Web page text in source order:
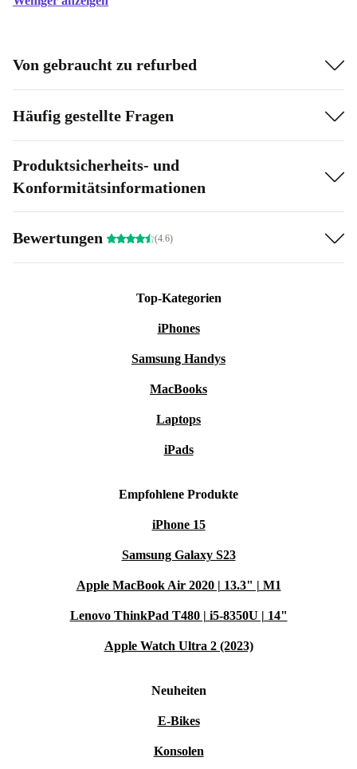
Von gebraucht zu refurbed
Häufig gestellte Fragen
Produktsicherheits- und
Konformitätsinformationen
Bewertungen (4.6)
Top-Kategorien
iPhones
Samsung Handys
MacBooks
Laptops
iPads
Empfohlene Produkte
iPhone 15
Samsung Galaxy S23
Apple MacBook Air 2020 | 13.3" | M1
Lenovo ThinkPad T480 | i5-8350U | 14"
Apple Watch Ultra 2 (2023)
Neuheiten
E-Bikes
Konsolen